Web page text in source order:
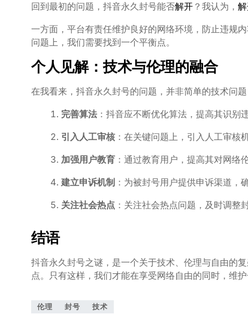
回到最初的问题，抖音永久封号能否解开 ？我认为，
一方面，平台有责任维护良好的网络环境，防止违规
问题上，我们需要找到一个平衡点。
个人见解：技术与伦理的融合
在我看来，抖音永久封号的问题，并非简单的技术问
完善算法 ：抖音应不断优化算法，提高其识别
引入人工审核：在关键问题上，引入人工审核
加强用户教育 ：通过教育用户，提高其对网络
建立申诉机制 ：为被封号用户提供申诉渠道，
关注社会热点 ：关注社会热点问题，及时调整
结语
抖音永久封号之谜，是一个关于技术、伦理与自由的
点。只有这样，我们才能在享受网络自由的同时，维
伦理 封号 技术